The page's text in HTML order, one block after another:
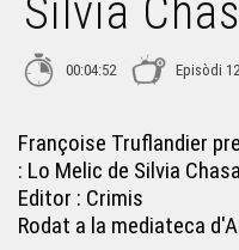
Libre 15 : Lo
Libre 16 :
Libre 17 : Lo
Libre 18 :
Silvia
00:04:52 Episòdi 12
Françoise Truflandier
: Lo Melic de Silvia
Editor : Crimis
Rodat a la mediateca